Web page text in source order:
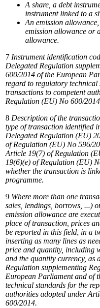
A share, a debt
instrument linked to a
An emission allowance,
emission allowance or
allowance.
7 Instrument identification
Delegated Regulation
600/2014 of the European
regard to regulatory technical
transactions to competent
Regulation (EU) No 600/
8 Description of the
type of transaction identified
Delegated Regulation (EU)
of Regulation (EU) No 596/
Article 19(7) of Regulation
19(6)(e) of Regulation (EU)
whether the transaction is
programme.
9 Where more than one
sales, lendings, borrows, ...)
emission allowance are
place of transaction, prices
be reported in this field, in a
inserting as many lines as
price and quantity, including
and the quantity currency, as
Regulation supplementing
European Parliament and of
technical standards for the
authorities adopted under
600/2014.